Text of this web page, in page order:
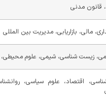
مدنی
بازاریابی، مدیریت بین المللی
شناسی، شیمی، علوم محیطی، فیزیک
اقتصاد، علوم سیاسی، روانشناسی،